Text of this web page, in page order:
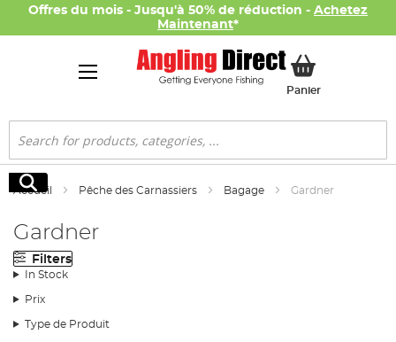
Offres du mois - Jusqu'à 50% de réduction - Achetez
Maintenant*
PanierMon panier
Rechercher
Rechercher
Accueil Pêche des Carnassiers Bagage Gardner
Gardner
Filters
In Stock
Prix
Type de Produit